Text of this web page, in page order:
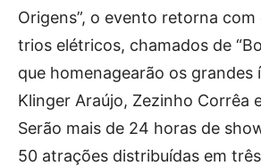
Origens”, o evento retorna
trios elétricos, chamados de
que homenagearão os grandes
Klinger Araújo, Zezinho Corrêa
Serão mais de 24 horas de
50 atrações distribuídas em